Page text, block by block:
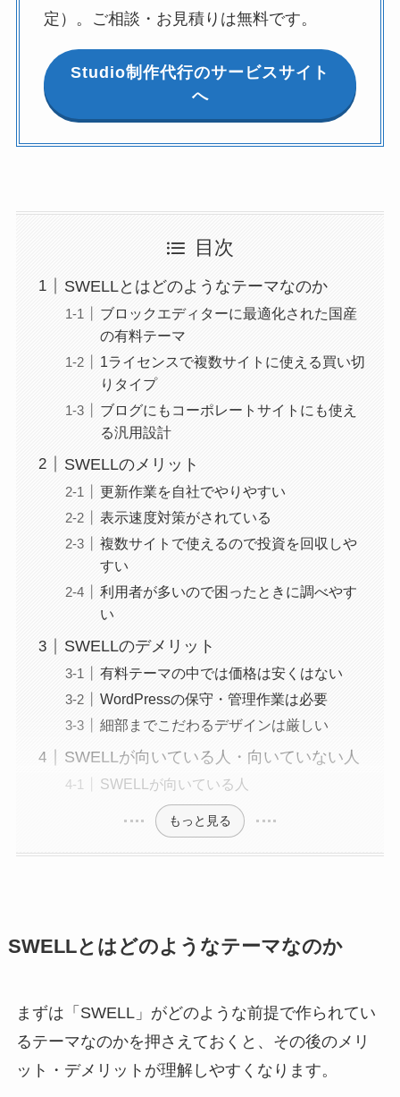
定）。ご相談・お見積りは無料です。
Studio制作代行のサービスサイト
へ
目次
SWELLとはどのようなテーマなのか
ブロックエディターに最適化された国産
の有料テーマ
1ライセンスで複数サイトに使える買い切
りタイプ
ブログにもコーポレートサイトにも使え
る汎用設計
SWELLのメリット
更新作業を自社でやりやすい
表示速度対策がされている
複数サイトで使えるので投資を回収しや
すい
利用者が多いので困ったときに調べやす
い
SWELLのデメリット
有料テーマの中では価格は安くはない
WordPressの保守・管理作業は必要
細部までこだわるデザインは厳しい
SWELLが向いている人・向いていない人
SWELLが向いている人
もっと見る
SWELLとはどのようなテーマなのか
まずは「SWELL」がどのような前提で作られてい
るテーマなのかを押さえておくと、その後のメリ
ット・デメリットが理解しやすくなります。